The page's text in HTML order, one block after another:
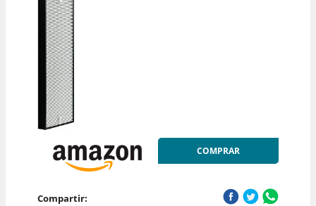
COMPRAR
Compartir: